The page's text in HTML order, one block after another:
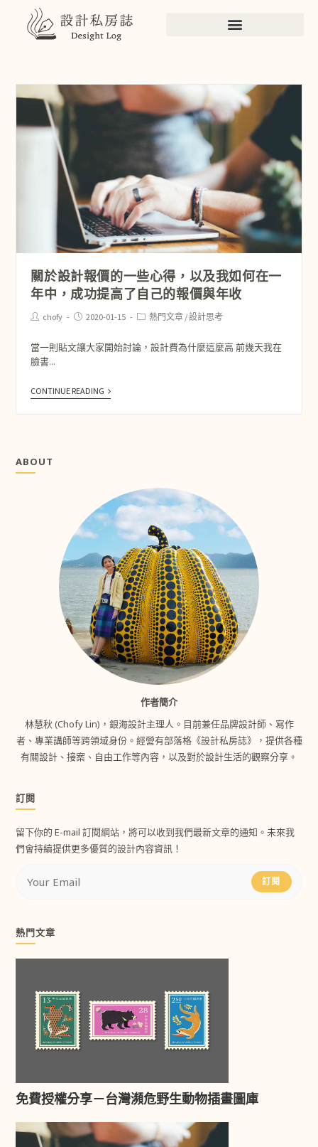
關於設計報價的一些心得，以及我如何在一
年中，成功提高了自己的報價與年收
chofy 2020-01-15 熱門文章 /設計思考
當一則貼文讓大家開始討論，設計費為什麼這麼高 前幾天我在
臉書...
CONTINUE READING
ABOUT
作者簡介
林慧秋 (Chofy Lin)，銀海設計主理人。目前兼任品牌設計師、寫作
者、專業講師等跨領域身份。經營有部落格《設計私房誌》，提供各種
有關設計、接案、自由工作等內容，以及對於設計生活的觀察分享。
訂閱
留下你的 E-mail 訂閱網站，將可以收到我們最新文章的通知。未來我
們會持續提供更多優質的設計內容資訊！
訂閱
熱門文章
免費授權分享－台灣瀕危野生動物插畫圖庫